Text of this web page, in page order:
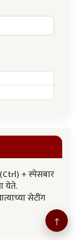
+ स्पेसबार
येते.
सेटींग
↑